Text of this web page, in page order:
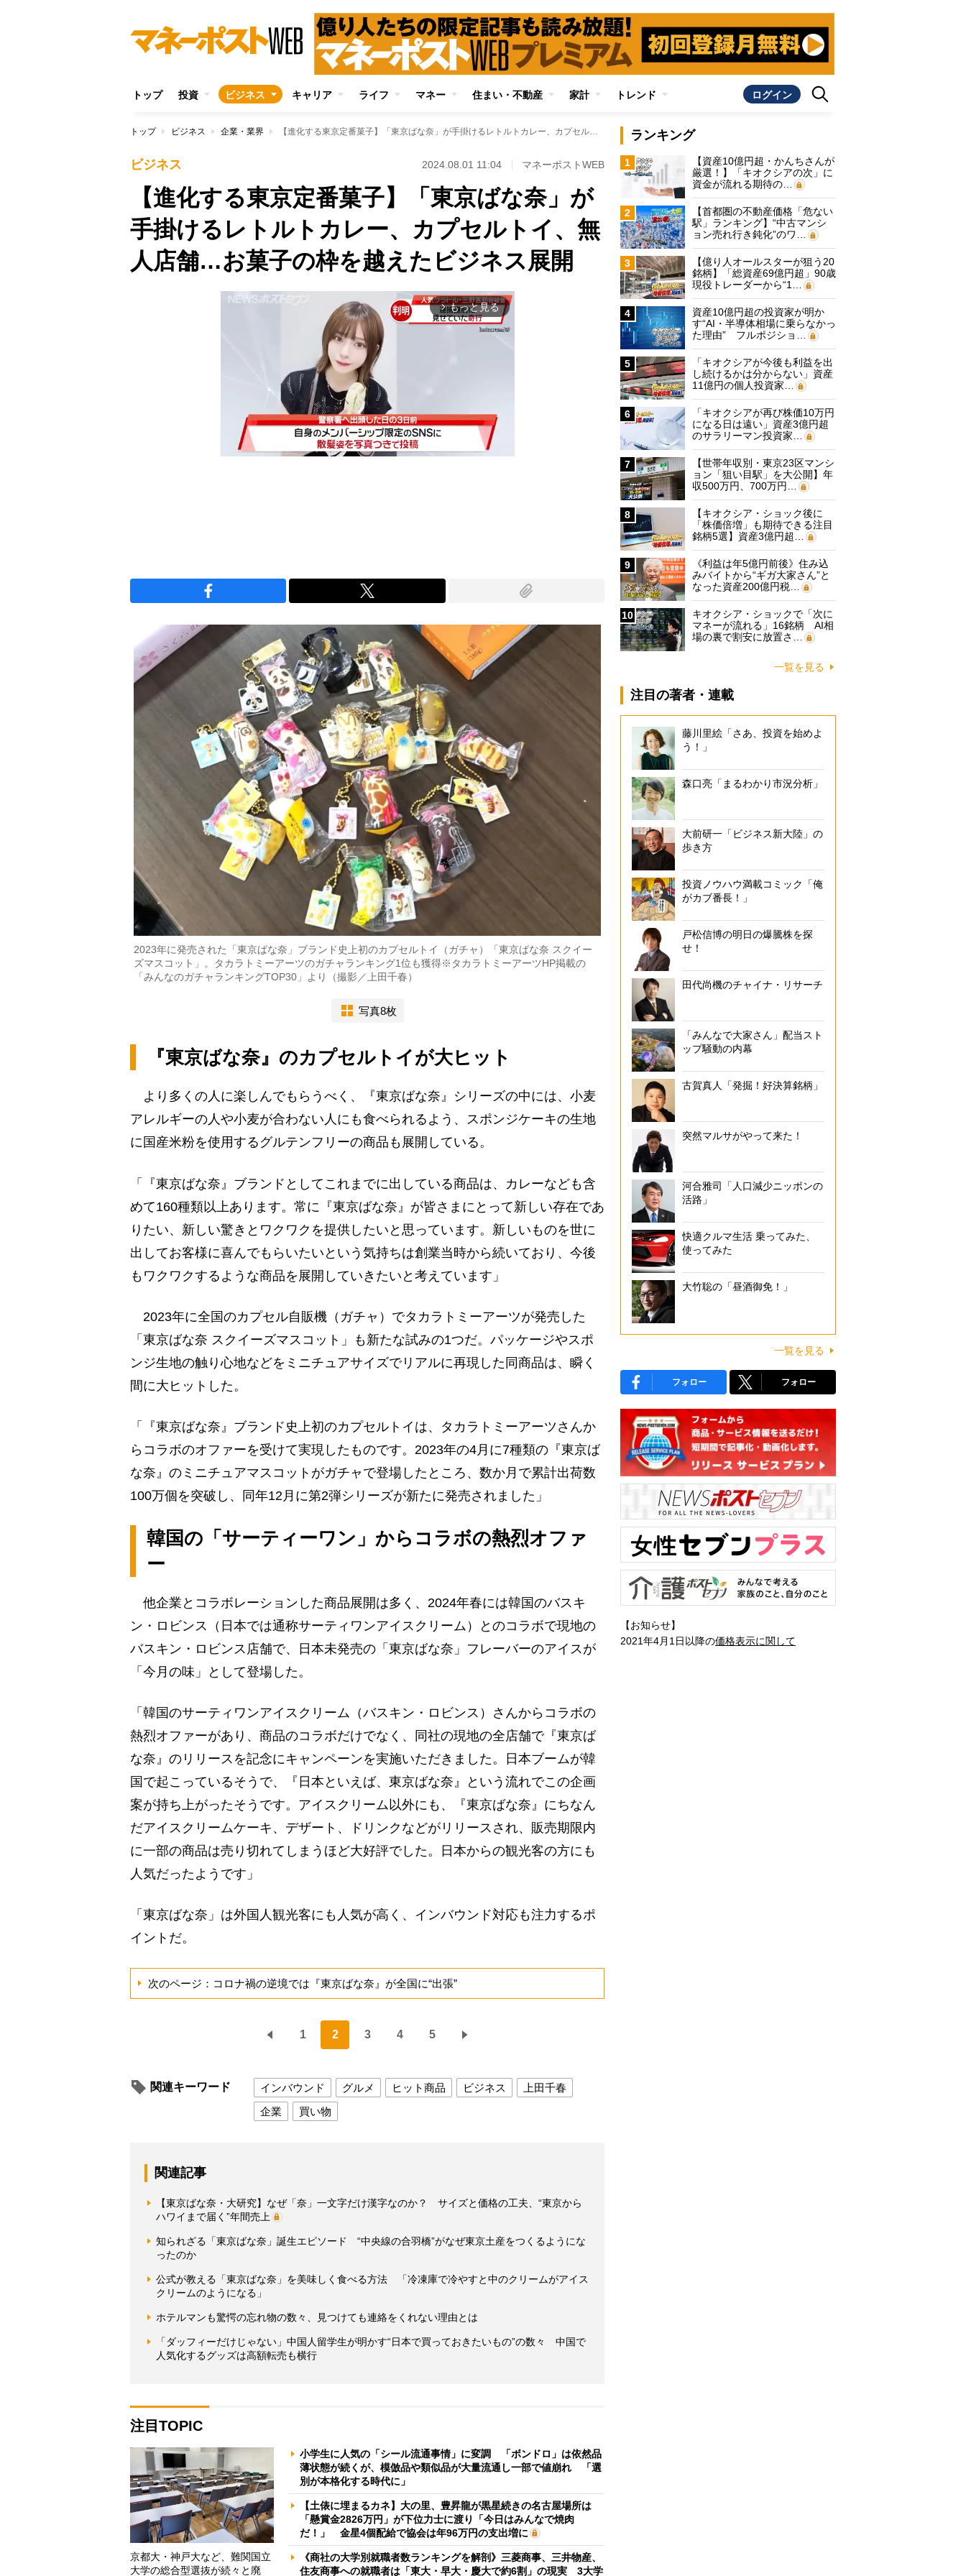
トップ 投資 ビジネス キャリア ライフ マネー 住まい・不動産 家計 トレンド ログイン
トップ ビジネス 企業・業界 【進化する東京定番菓子】「東京ばな奈」が手掛けるレトルトカレー、カプセルトイ、無人店舗…お菓子の枠を越えたビジネス展開
ビジネス 2024.08.01 11:04 マネーポストWEB
【進化する東京定番菓子】「東京ばな奈」が
手掛けるレトルトカレー、カプセルトイ、無
人店舗…お菓子の枠を越えたビジネス展開
arrow_forward_ios もっと見る
2023年に発売された「東京ばな奈」ブランド史上初のカプセルトイ（ガチャ）「東京ばな奈 スクイー
ズマスコット」。タカラトミーアーツのガチャランキング1位も獲得※タカラトミーアーツHP掲載の
「みんなのガチャランキングTOP30」より（撮影／上田千春）
写真8枚
『東京ばな奈』のカプセルトイが大ヒット
より多くの人に楽しんでもらうべく、『東京ばな奈』シリーズの中には、小麦
アレルギーの人や小麦が合わない人にも食べられるよう、スポンジケーキの生地
に国産米粉を使用するグルテンフリーの商品も展開している。
「『東京ばな奈』ブランドとしてこれまでに出している商品は、カレーなども含
めて160種類以上あります。常に『東京ばな奈』が皆さまにとって新しい存在であ
りたい、新しい驚きとワクワクを提供したいと思っています。新しいものを世に
出してお客様に喜んでもらいたいという気持ちは創業当時から続いており、今後
もワクワクするような商品を展開していきたいと考えています」
2023年に全国のカプセル自販機（ガチャ）でタカラトミーアーツが発売した
「東京ばな奈 スクイーズマスコット」も新たな試みの1つだ。パッケージやスポ
ンジ生地の触り心地などをミニチュアサイズでリアルに再現した同商品は、瞬く
間に大ヒットした。
「『東京ばな奈』ブランド史上初のカプセルトイは、タカラトミーアーツさんか
らコラボのオファーを受けて実現したものです。2023年の4月に7種類の『東京ば
な奈』のミニチュアマスコットがガチャで登場したところ、数か月で累計出荷数
100万個を突破し、同年12月に第2弾シリーズが新たに発売されました」
韓国の「サーティーワン」からコラボの熱烈オファ
ー
他企業とコラボレーションした商品展開は多く、2024年春には韓国のバスキ
ン・ロビンス（日本では通称サーティワンアイスクリーム）とのコラボで現地の
バスキン・ロビンス店舗で、日本未発売の「東京ばな奈」フレーバーのアイスが
「今月の味」として登場した。
「韓国のサーティワンアイスクリーム（バスキン・ロビンス）さんからコラボの
熱烈オファーがあり、商品のコラボだけでなく、同社の現地の全店舗で『東京ば
な奈』のリリースを記念にキャンペーンを実施いただきました。日本ブームが韓
国で起こっているそうで、『日本といえば、東京ばな奈』という流れでこの企画
案が持ち上がったそうです。アイスクリーム以外にも、『東京ばな奈』にちなん
だアイスクリームケーキ、デザート、ドリンクなどがリリースされ、販売期限内
に一部の商品は売り切れてしまうほど大好評でした。日本からの観光客の方にも
人気だったようです」
「東京ばな奈」は外国人観光客にも人気が高く、インバウンド対応も注力するポ
イントだ。
次のページ：コロナ禍の逆境では『東京ばな奈』が全国に“出張”
1 2 3 4 5
関連キーワード インバウンド グルメ ヒット商品 ビジネス
上田千春
企業
買い物
関連記事
【東京ばな奈・大研究】なぜ「奈」一文字だけ漢字なのか？ サイズと価格の工夫、“東京から
ハワイまで届く”年間売上
知られざる「東京ばな奈」誕生エピソード “中央線の合羽橋”がなぜ東京土産をつくるようにな
ったのか
公式が教える「東京ばな奈」を美味しく食べる方法 「冷凍庫で冷やすと中のクリームがアイス
クリームのようになる」
ホテルマンも驚愕の忘れ物の数々、見つけても連絡をくれない理由とは
「ダッフィーだけじゃない」中国人留学生が明かす“日本で買っておきたいもの”の数々 中国で
人気化するグッズは高額転売も横行
注目TOPIC
京都大・神戸大など、難関国立
大学の総合型選抜が続々と廃
小学生に人気の「シール流通事情」に変調 「ボンドロ」は依然品
薄状態が続くが、模倣品や類似品が大量流通し一部で値崩れ 「選
別が本格化する時代に」
【土俵に埋まるカネ】大の里、豊昇龍が黒星続きの名古屋場所は
「懸賞金2826万円」が下位力士に渡り「今日はみんなで焼肉
だ！」 金星4個配給で協会は年96万円の支出増に
《商社の大学別就職者数ランキングを解剖》三菱商事、三井物産、
住友商事への就職者は「東大・早大・慶大で約6割」の現実 3大学
ランキング
1
【資産10億円超・かんちさんが
厳選！】「キオクシアの次」に
資金が流れる期待の…
2
【首都圏の不動産価格「危ない
駅」ランキング】“中古マンシ
ョン売れ行き鈍化”のワ…
3
【億り人オールスターが狙う20
銘柄】「総資産69億円超」90歳
現役トレーダーから“1…
4
資産10億円超の投資家が明か
す“AI・半導体相場に乗らなかっ
た理由” フルポジショ…
5
「キオクシアが今後も利益を出
し続けるかは分からない」資産
11億円の個人投資家…
6
「キオクシアが再び株価10万円
になる日は遠い」資産3億円超
のサラリーマン投資家…
7
【世帯年収別・東京23区マンシ
ョン「狙い目駅」を大公開】年
収500万円、700万円…
8
【キオクシア・ショック後に
「株価倍増」も期待できる注目
銘柄5選】資産3億円超…
9
《利益は年5億円前後》住み込
みバイトから“ギガ大家さん”と
なった資産200億円税…
10
キオクシア・ショックで「次に
マネーが流れる」16銘柄 AI相
場の裏で割安に放置さ…
一覧を見る
注目の著者・連載
藤川里絵「さあ、投資を始めよ
う！」
森口亮「まるわかり市況分析」
大前研一「ビジネス新大陸」の
歩き方
投資ノウハウ満載コミック「俺
がカブ番長！」
戸松信博の明日の爆騰株を探
せ！
田代尚機のチャイナ・リサーチ
「みんなで大家さん」配当スト
ップ騒動の内幕
古賀真人「発掘！好決算銘柄」
突然マルサがやって来た！
河合雅司「人口減少ニッポンの
活路」
快適クルマ生活 乗ってみた、
使ってみた
大竹聡の「昼酒御免！」
一覧を見る
フォロー フォロー
【お知らせ】
2021年4月1日以降の価格表示に関して